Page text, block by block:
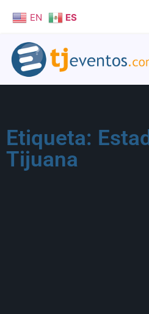
EN ES
Etiqueta:
Tijuana